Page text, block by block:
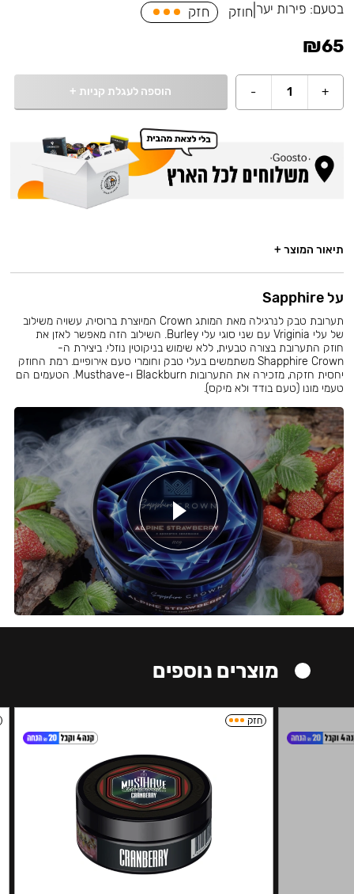
בטעם: פירות יער חוזק חזק
₪65
+
1
- הוספה לעגלת קניות +
תיאור המוצר +
על Sapphire
תערובת טבק לנרגילה מאת המותג Crown המיוצרת ברוסיה, עשויה משילוב
של עלי Vriginia עם שני סוגי עלי Burley. השילוב הזה מאפשר לאזן את
חוזק התערובת בצורה טבעית, ללא שימוש בניקוטין נוזלי. ביצירת ה-
Shapphire Crown משתמשים בעלי טבק וחומרי טעם אירופיים. רמת החוזק
יחסית חזקה, מזכירה את התערובות Blackburn ו-Musthave. הטעמים הם
טעמי מונו (טעם בודד ולא מיקס).
מוצרים נוספים
חזק